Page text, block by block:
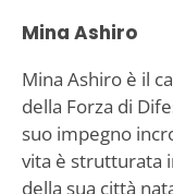
Mina Ashiro
Mina Ashiro è il
della Forza di
suo impegno
vita è strutturata
della sua città